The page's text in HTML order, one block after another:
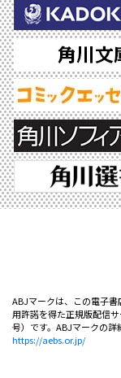
ABJマークは、この電子
用許諾を得た正規版配信
号）です。ABJマークの詳
https://aebs.or.jp/